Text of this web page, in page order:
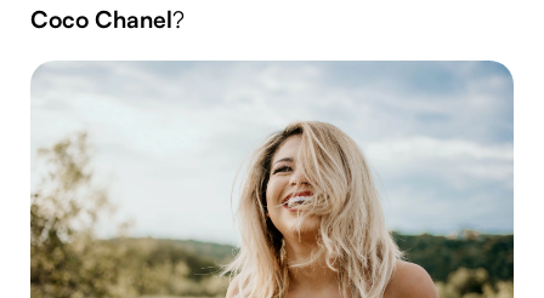
Coco Chanel?